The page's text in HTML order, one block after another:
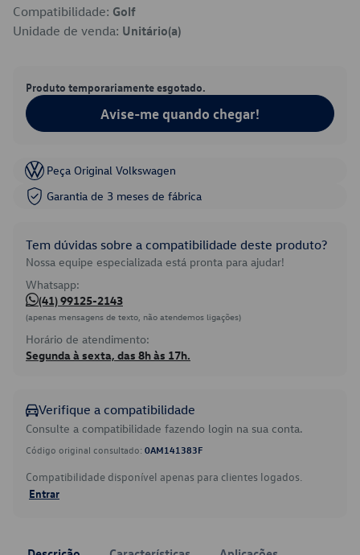
Compatibilidade: Golf
Unidade de venda: Unitário(a)
Produto temporariamente esgotado.
Avise-me quando chegar!
Peça Original Volkswagen
Garantia de 3 meses de fábrica
Tem dúvidas sobre a compatibilidade deste produto?
Nossa equipe especializada está pronta para ajudar!
Whatsapp:
(41) 99125-2143
(apenas mensagens de texto, não atendemos ligações)
Horário de atendimento:
Segunda à sexta, das 8h às 17h.
Verifique a compatibilidade
Consulte a compatibilidade fazendo login na sua conta.
Código original consultado: 0AM141383F
Compatibilidade disponível apenas para clientes logados.
Entrar